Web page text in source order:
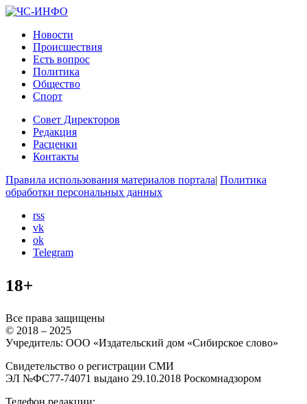
Новости
Происшествия
Есть вопрос
Политика
Общество
Спорт
Совет Директоров
Редакция
Расценки
Контакты
Правила использования материалов портала| Политика
обработки персональных данных
rss
vk
ok
Telegram
18+
Все права защищены
© 2018 – 2025
Учредитель: ООО «Издательский дом «Сибирское слово»
Свидетельство о регистрации СМИ
ЭЛ №ФС77-74071 выдано 29.10.2018 Роскомнадзором
Телефон редакции: